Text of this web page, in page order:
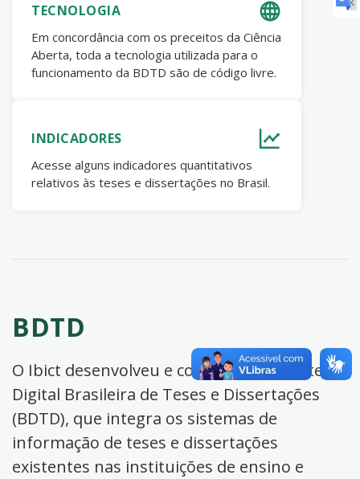
TECNOLOGIA
Em concordância com os preceitos da Ciência
Aberta, toda a tecnologia utilizada para o
funcionamento da BDTD são de código livre.
INDICADORES
Acesse alguns indicadores quantitativos
relativos às teses e dissertações no Brasil.
BDTD
O Ibict desenvolveu e coordena a Biblioteca
Digital Brasileira de Teses e Dissertações
(BDTD), que integra os sistemas de
informação de teses e dissertações
existentes nas instituições de ensino e